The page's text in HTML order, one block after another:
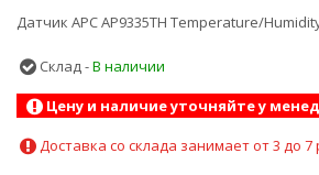
Датчик APC AP9335TH Temperature/
Склад -В наличии
Цену и наличие уточняйте у
Доставка со склада занимает от 3 до